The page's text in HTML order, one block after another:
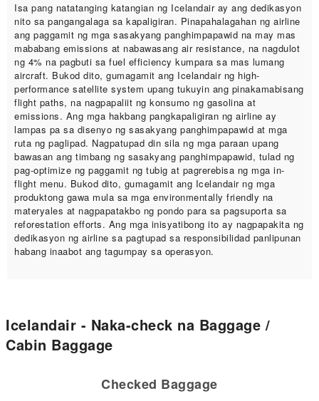
Isa pang natatanging katangian ng Icelandair ay ang dedikasyon
nito sa pangangalaga sa kapaligiran. Pinapahalagahan ng airline
ang paggamit ng mga sasakyang panghimpapawid na may mas
mababang emissions at nabawasang air resistance, na nagdulot
ng 4% na pagbuti sa fuel efficiency kumpara sa mas lumang
aircraft. Bukod dito, gumagamit ang Icelandair ng high-
performance satellite system upang tukuyin ang pinakamabisang
flight paths, na nagpapaliit ng konsumo ng gasolina at
emissions. Ang mga hakbang pangkapaligiran ng airline ay
lampas pa sa disenyo ng sasakyang panghimpapawid at mga
ruta ng paglipad. Nagpatupad din sila ng mga paraan upang
bawasan ang timbang ng sasakyang panghimpapawid, tulad ng
pag-optimize ng paggamit ng tubig at pagrerebisa ng mga in-
flight menu. Bukod dito, gumagamit ang Icelandair ng mga
produktong gawa mula sa mga environmentally friendly na
materyales at nagpapatakbo ng pondo para sa pagsuporta sa
reforestation efforts. Ang mga inisyatibong ito ay nagpapakita ng
dedikasyon ng airline sa pagtupad sa responsibilidad panlipunan
habang inaabot ang tagumpay sa operasyon.
Icelandair - Naka-check na Baggage /
Cabin Baggage
Checked Baggage